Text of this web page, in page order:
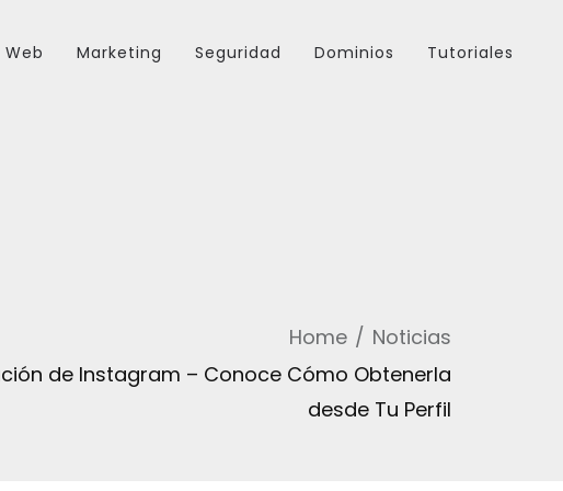
Marketing Seguridad Dominios Tutoriales
Home
Noticias
de Instagram – Conoce Cómo Obtenerla
desde Tu Perfil